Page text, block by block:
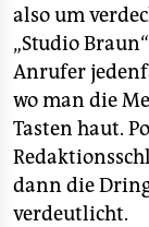
also um
„Studio
Anrufer
wo man die
Tasten haut.
dann die
verdeutlicht.